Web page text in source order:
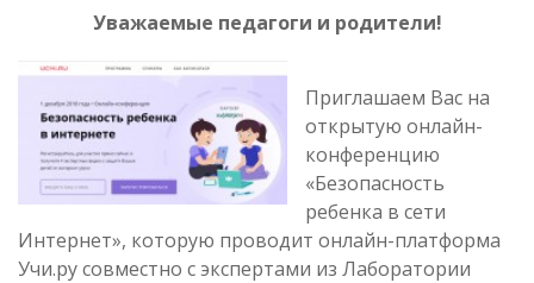
Уважаемые педагоги и родители!
Приглашаем Вас на
открытую онлайн-
конференцию
«Безопасность
ребенка в сети
Интернет», которую проводит онлайн-платформа
Учи.ру совместно с экспертами из Лаборатории